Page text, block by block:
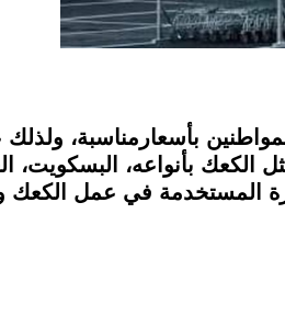
بأسعارمناسبة،
بأنواعه، البسكويت،
المستخدمة في عمل الكعك